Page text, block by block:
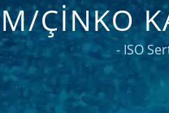
ÇINKO
- ISO